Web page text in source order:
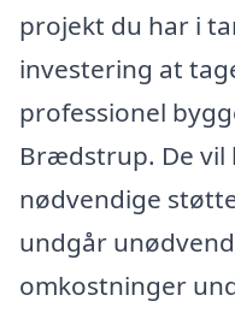
projekt du har i
investering at
professionel
Brædstrup. De vil
nødvendige
undgår
omkostninger